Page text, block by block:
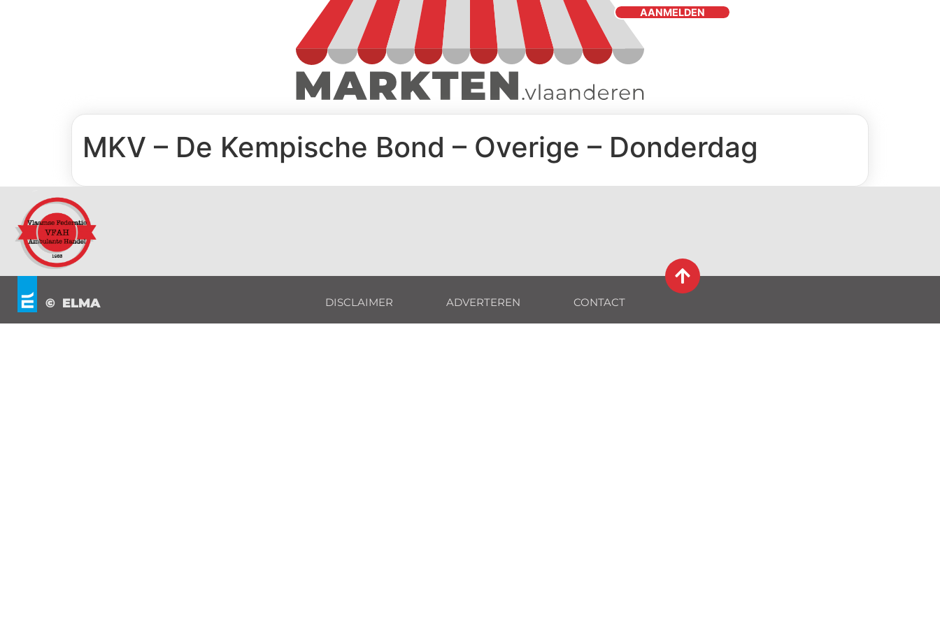
AANMELDEN
MKV – De Kempische Bond – Overige – Donderdag
© ELMA DISCLAIMER ADVERTEREN CONTACT